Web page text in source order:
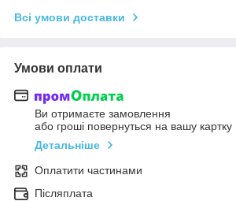
Всі умови доставки
Умови оплати
Ви отримаєте замовлення
або гроші повернуться на вашу картку
Детальніше
Оплатити частинами
Післяплата